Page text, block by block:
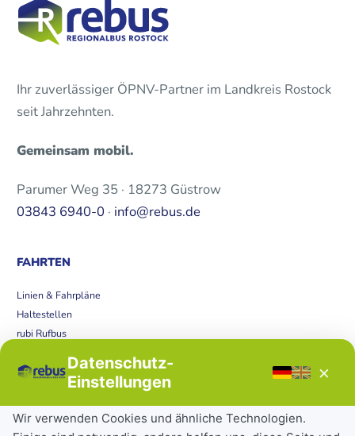
Ihr zuverlässiger ÖPNV-Partner im Landkreis Rostock
seit Jahrzehnten.
Gemeinsam mobil.
Parumer Weg 35 · 18273 Güstrow
03843 6940-0 · info@rebus.de
FAHRTEN
Linien & Fahrpläne
Haltestellen
rubi Rufbus
Störungen
Tickets & Tarife
Datenschutz-
Einstellungen
×
Wir verwenden Cookies und ähnliche Technologien.